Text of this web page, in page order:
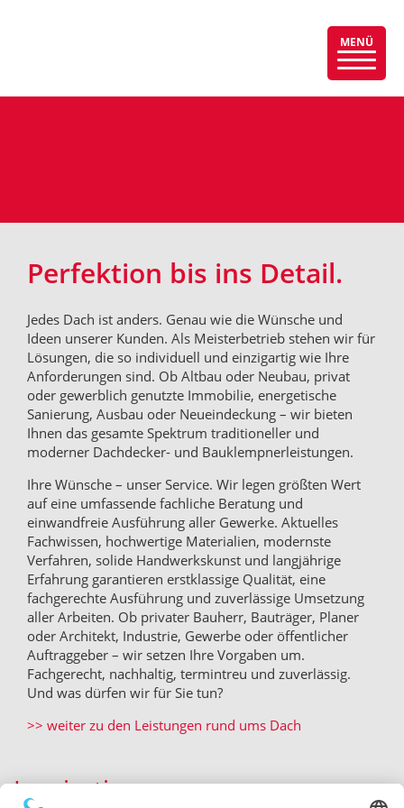
Menü
MENÜ
Perfektion bis ins Detail.
Jedes Dach ist anders. Genau wie die Wünsche und
Ideen unserer Kunden. Als Meisterbetrieb stehen wir für
Lösungen, die so individuell und einzigartig wie Ihre
Anforderungen sind. Ob Altbau oder Neubau, privat
oder gewerblich genutzte Immobilie, energetische
Sanierung, Ausbau oder Neueindeckung – wir bieten
Ihnen das gesamte Spektrum traditioneller und
moderner Dachdecker- und Bauklempnerleistungen.
Ihre Wünsche – unser Service. Wir legen größten Wert
auf eine umfassende fachliche Beratung und
einwandfreie Ausführung aller Gewerke. Aktuelles
Fachwissen, hochwertige Materialien, modernste
Verfahren, solide Handwerkskunst und langjährige
Erfahrung garantieren erstklassige Qualität, eine
fachgerechte Ausführung und zuverlässige Umsetzung
aller Arbeiten. Ob privater Bauherr, Bauträger, Planer
oder Architekt, Industrie, Gewerbe oder öffentlicher
Auftraggeber – wir setzen Ihre Vorgaben um.
Fachgerecht, nachhaltig, termintreu und zuverlässig.
Und was dürfen wir für Sie tun?
>> weiter zu den Leistungen rund ums Dach
Inspirationen